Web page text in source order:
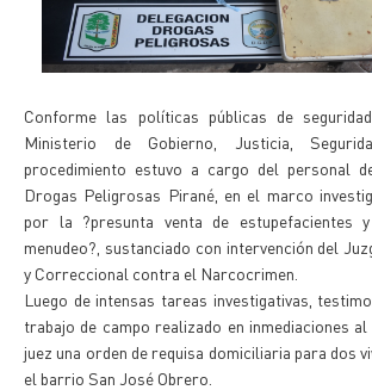
Conforme las políticas públicas de
Ministerio de Gobierno, Justicia,
procedimiento estuvo a cargo del personal
Drogas Peligrosas Pirané, en el marco
por la ?presunta venta de estupefacientes
menudeo?, sustanciado con intervención del
y Correccional contra el Narcocrimen.
Luego de intensas tareas investigativas,
trabajo de campo realizado en inmediaciones
juez una orden de requisa domiciliaria para dos
el barrio San José Obrero.